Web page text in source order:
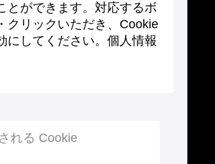
とができます。対応するボ
クリックいただき、Cookie
にしてください。個人情報
れる Cookie